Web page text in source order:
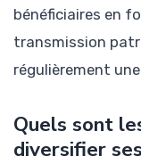
bénéficiaires en
transmission
régulièrement
Quels sont
diversifier